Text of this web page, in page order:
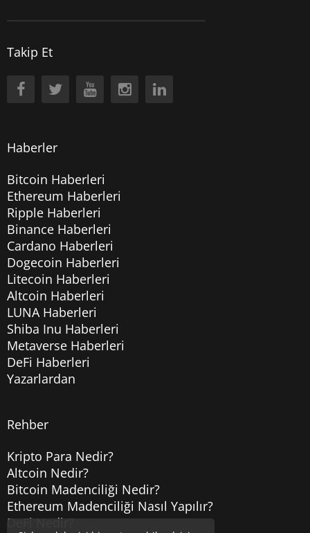
Takip Et
Haberler
Bitcoin Haberleri
Ethereum Haberleri
Ripple Haberleri
Binance Haberleri
Cardano Haberleri
Dogecoin Haberleri
Litecoin Haberleri
Altcoin Haberleri
LUNA Haberleri
Shiba Inu Haberleri
Metaverse Haberleri
DeFi Haberleri
Yazarlardan
Rehber
Kripto Para Nedir?
Altcoin Nedir?
Bitcoin Madenciliği Nedir?
Ethereum Madenciliği Nasıl Yapılır?
DeFi Nedir?